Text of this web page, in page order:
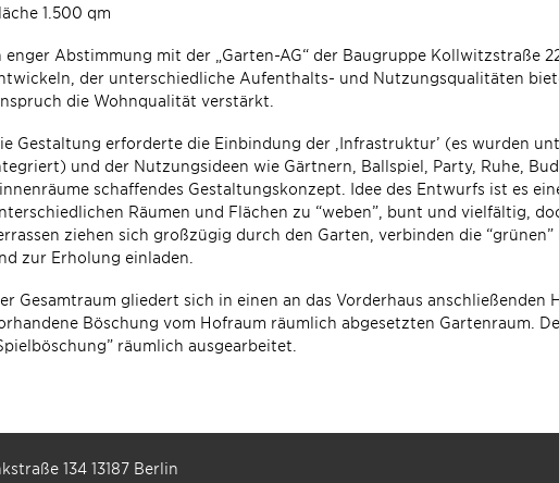
1.500 qm
enger Abstimmung mit der „Garten-AG“ der Baugruppe Kollwitzstraße
der unterschiedliche Aufenthalts- und Nutzungsqualitäten
die Wohnqualität verstärkt.
Gestaltung erforderte die Einbindung der ‚Infrastruktur’ (es wurden
und der Nutzungsideen wie Gärtnern, Ballspiel, Party, Ruhe,
schaffendes Gestaltungskonzept. Idee des Entwurfs ist es
Räumen und Flächen zu “weben”, bunt und vielfältig,
ziehen sich großzügig durch den Garten, verbinden die
zur Erholung einladen.
Gesamtraum gliedert sich in einen an das Vorderhaus anschließenden
Böschung vom Hofraum räumlich abgesetzten Gartenraum.
räumlich ausgearbeitet.
134 13187 Berlin